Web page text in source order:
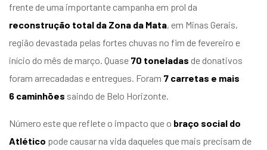
frente de uma importante campanha em prol da
reconstrução total da Zona da Mata, em Minas Gerais,
região devastada pelas fortes chuvas no fim de fevereiro e
início do mês de março. Quase 70 toneladas de donativos
foram arrecadadas e entregues. Foram 7 carretas e mais
6 caminhões saindo de Belo Horizonte.
Número este que reflete o impacto que o braço social do
Atlético pode causar na vida daqueles que mais precisam de